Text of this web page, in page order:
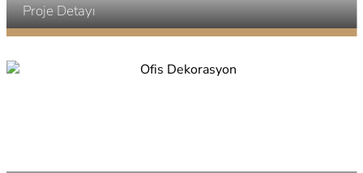
Proje Detayı